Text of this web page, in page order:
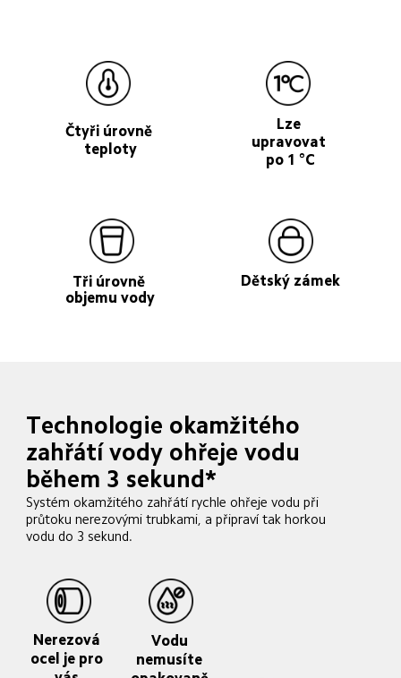
Čtyři úrovně
teploty
Lze
upravovat
po 1 °C
Tři úrovně
objemu vody
Dětský zámek
Technologie okamžitého
zahřátí vody ohřeje vodu
během 3 sekund*
Systém okamžitého zahřátí rychle ohřeje vodu při
průtoku nerezovými trubkami, a připraví tak horkou
vodu do 3 sekund.
Nerezová
ocel je pro
Vodu
nemusíte